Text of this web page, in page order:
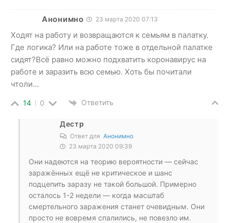
Анонимно 23 марта 2020 07:13
Ходят на работу и возвращаются к семьям в палатку.
Где логика? Или на работе тоже в отдельной палатке
сидят?Всё равно можно подхватить коронавирус на
работе и заразить всю семью. Хоть бы почитали
чтоли…
14 0 Ответить
Дестр
Ответ для Анонимно
23 марта 2020 09:39
Они надеются на теорию вероятности — сейчас
заражённых ещё не критическое и шанс
подцепить заразу не такой большой. Примерно
осталось 1-2 недели — когда масштаб
смертельного заражения станет очевидным. Они
просто не вовремя спалились, не повезло им.